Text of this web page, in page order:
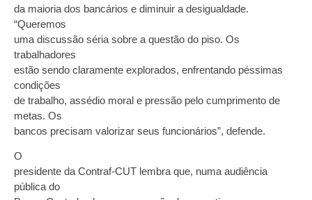
da maioria dos bancários e diminuir a desigualdade.
“Queremos
uma discussão séria sobre a questão do piso. Os
trabalhadores
estão sendo claramente explorados, enfrentando péssimas
condições
de trabalho, assédio moral e pressão pelo cumprimento de
metas. Os
bancos precisam valorizar seus funcionários”, defende.
O
presidente da Contraf-CUT lembra que, numa audiência
pública do